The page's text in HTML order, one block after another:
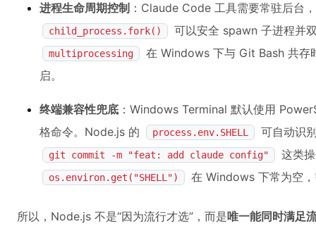
进程生命周期控制 ：Claude Code 工具需要常驻后台
child_process.fork() 可以安全 spawn 子进程并
multiprocessing
在 Windows 下与 Git Bash 共存
启。
终端兼容性兜底 ：Windows Terminal 默认使用
格命令。Node.js 的
process.env.SHELL 可自动识
git commit -m "feat: add claude config" 这类
os.environ.get("SHELL") 在 Windows 下常为空
所以，Node.js 不是“因为流行才选”，而是唯一能同时满足